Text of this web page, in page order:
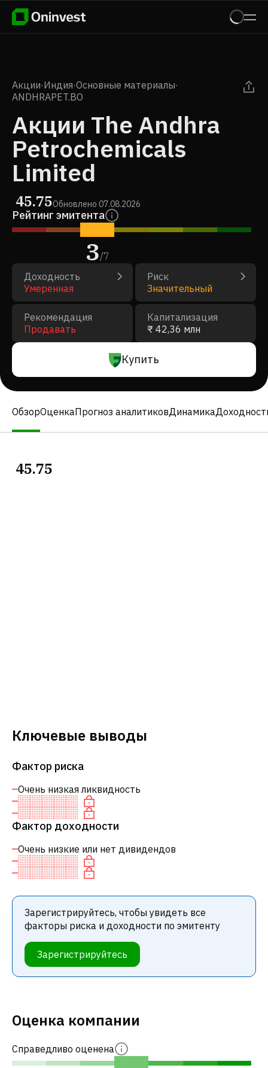
Акции·Индия·Основные материалы·
ANDHRAPET.BO
Акции The Andhra
Petrochemicals
Limited
45.75Обновлено 07.08.2026
Рейтинг эмитента
3/7
Доходность
Умеренная
Риск
Значительный
Рекомендация
Продавать
Капитализация
₹ 42,36 млн
Купить
ОбзорОценкаПрогноз аналитиковДинамика
45.75
Ключевые выводы
Фактор риска
Очень низкая ликвидность
Фактор доходности
Очень низкие или нет дивидендов
Зарегистрируйтесь, чтобы увидеть все
факторы риска и доходности по эмитенту
Зарегистрируйтесь
Оценка компании
Справедливо оценена